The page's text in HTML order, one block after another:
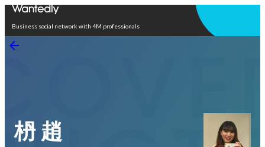
Business social network with 4M professionals
枬 趙